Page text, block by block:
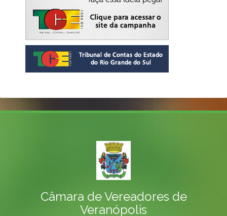
Câmara de Vereadores de
Veranópolis